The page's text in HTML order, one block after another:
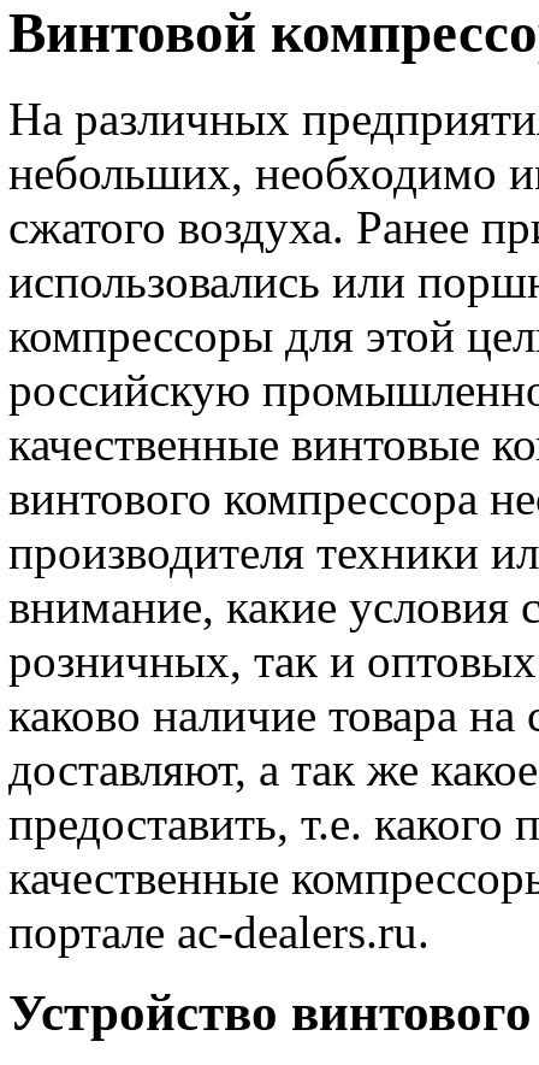
Винтовой
На различных
небольших, необходимо
сжатого воздуха. Ранее
использовались или
компрессоры для этой
российскую
качественные винтовые
винтового компрессора
производителя техники
внимание, какие условия
розничных, так и
каково наличие товара на
доставляют, а так же
предоставить, т.е.
качественные
портале ac-dealers.ru.
Устройство